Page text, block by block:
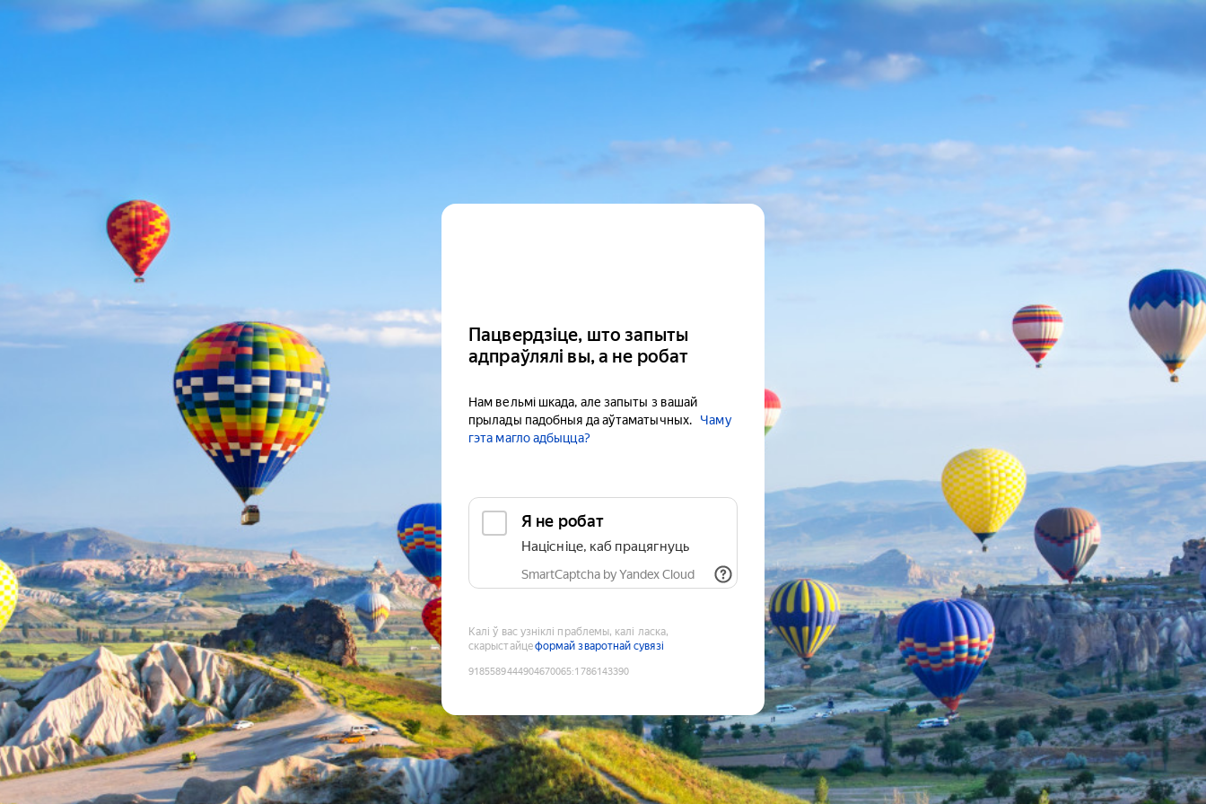
Пацвердзіце, што запыты
адпраўлялі вы, а не робат
Нам вельмі шкада, але запыты з вашай
прылады падобныя да аўтаматычных.
Чаму
гэта магло адбыцца?
Я не робат
Націсніце, каб працягнуць
SmartCaptcha by Yandex Cloud
Калі ў вас узніклі праблемы, калі ласка,
скарыстайцеформай зваротнай сувязі
9185589444904670065:1786143390